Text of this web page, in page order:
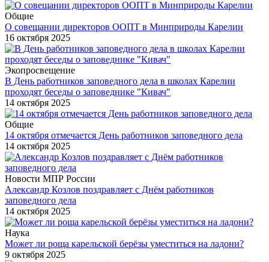
Общие
О совещании директоров ООПТ в Минприроды Карелии
16 октября 2025
Экопросвещение
В День работников заповедного дела в школах Карелии
проходят беседы о заповеднике "Кивач"
14 октября 2025
Общие
14 октября отмечается День работников заповедного дела
14 октября 2025
Новости МПР России
Александр Козлов поздравляет с Днём работников
заповедного дела
14 октября 2025
Наука
Может ли роща карельской берёзы уместиться на ладони?
9 октября 2025